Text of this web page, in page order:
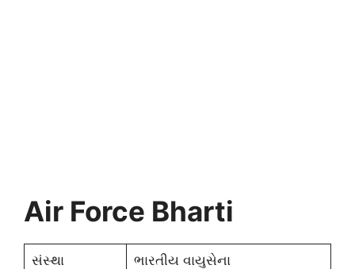
Air Force Bharti
સંસ્થા ભારતીય વાયુસેના